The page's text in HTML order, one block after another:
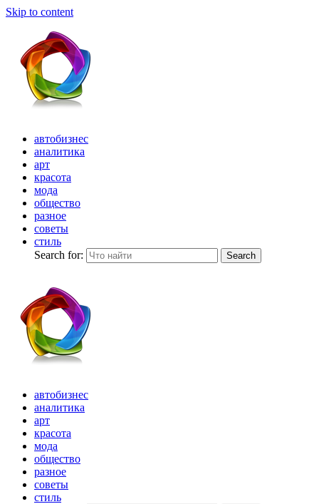
Skip to content
автобизнес
аналитика
арт
красота
мода
общество
разное
советы
стиль
Search for:
Search
автобизнес
аналитика
арт
красота
мода
общество
разное
советы
стиль